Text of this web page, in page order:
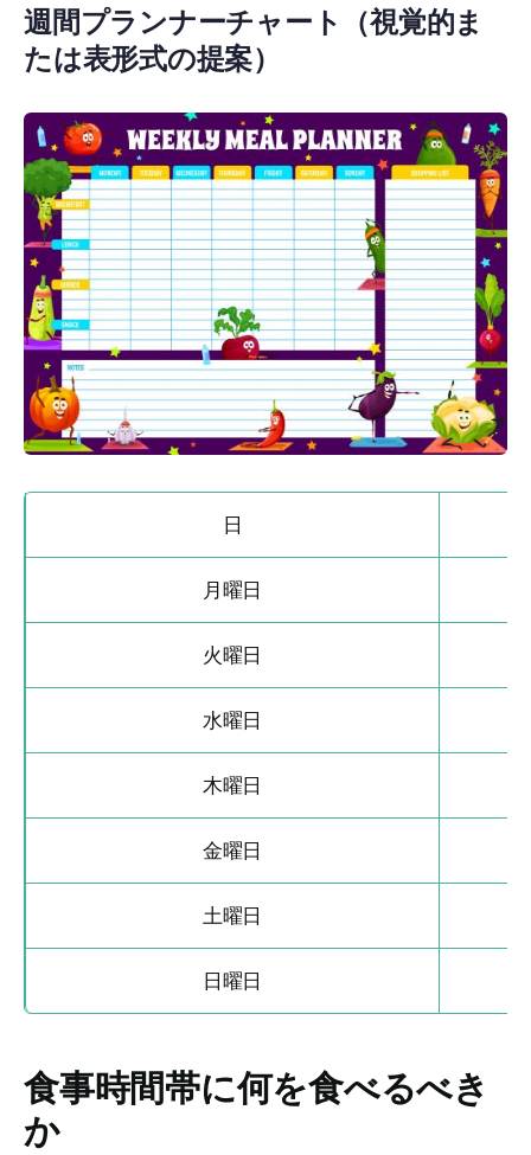
週間プランナーチャート（視覚的ま
たは表形式の提案）
日
月曜日
火曜日
水曜日
木曜日
金曜日
土曜日
日曜日
食事時間帯に何を食べるべき
か